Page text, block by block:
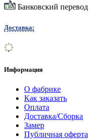
Банковский перевод
Доставка:
Информация
О фабрике
Как заказать
Оплата
Доставка/Сборка
Замер
Публичная оферта